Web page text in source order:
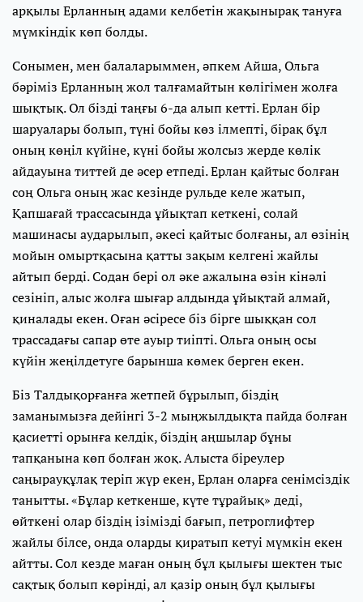
арқылы Ерланның адами келбетін жақынырақ тануға
мүмкіндік көп болды.
Сонымен, мен балаларыммен, әпкем Айша, Ольга
бәріміз Ерланның жол талғамайтын көлігімен жолға
шықтық. Ол бізді таңғы 6-да алып кетті. Ерлан бір
шаруалары болып, түні бойы көз ілмепті, бірақ бұл
оның көңіл күйіне, күні бойы жолсыз жерде көлік
айдауына титтей де әсер етпеді. Ерлан қайтыс болған
соң Ольга оның жас кезінде рульде келе жатып,
Қапшағай трассасында ұйықтап кеткені, солай
машинасы аударылып, әкесі қайтыс болғаны, ал өзінің
мойын омыртқасына қатты зақым келгені жайлы
айтып берді. Содан бері ол әке ажалына өзін кінәлі
сезініп, алыс жолға шығар алдында ұйықтай алмай,
қиналады екен. Оған әсіресе біз бірге шыққан сол
трассадағы сапар өте ауыр тиіпті. Ольга оның осы
күйін жеңілдетуге барынша көмек берген екен.
Біз Талдықорғанға жетпей бұрылып, біздің
заманымызға дейінгі 3-2 мыңжылдықта пайда болған
қасиетті орынға келдік, біздің аңшылар бұны
тапқанына көп болған жоқ. Алыста біреулер
саңырауқұлақ теріп жүр екен, Ерлан оларға сенімсіздік
танытты. «Бұлар кеткенше, күте тұрайық» деді,
өйткені олар біздің ізімізді бағып, петроглифтер
жайлы білсе, онда оларды қиратып кетуі мүмкін екен
айтты. Сол кезде маған оның бұл қылығы шектен тыс
сақтық болып көрінді, ал қазір оның бұл қылығы